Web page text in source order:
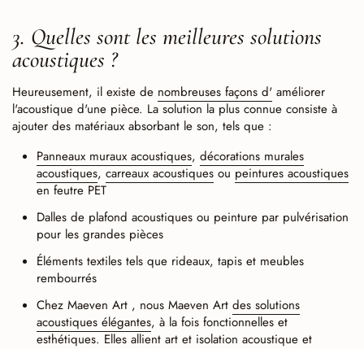
3. Quelles sont les meilleures solutions
acoustiques ?
Heureusement, il existe de nombreuses façons d' améliorer
l'acoustique d'une pièce. La solution la plus connue consiste à
ajouter des matériaux absorbant le son, tels que :
Panneaux muraux acoustiques, décorations murales
acoustiques, carreaux acoustiques ou peintures acoustiques
en feutre PET
Dalles de plafond acoustiques ou peinture par pulvérisation
pour les grandes pièces
Éléments textiles tels que rideaux, tapis et meubles
rembourrés
Chez Maeven Art , nous Maeven Art des solutions
acoustiques élégantes, à la fois fonctionnelles et
esthétiques. Elles allient art et isolation acoustique et